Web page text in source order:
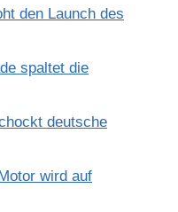
den Launch des
spaltet die
deutsche
wird auf